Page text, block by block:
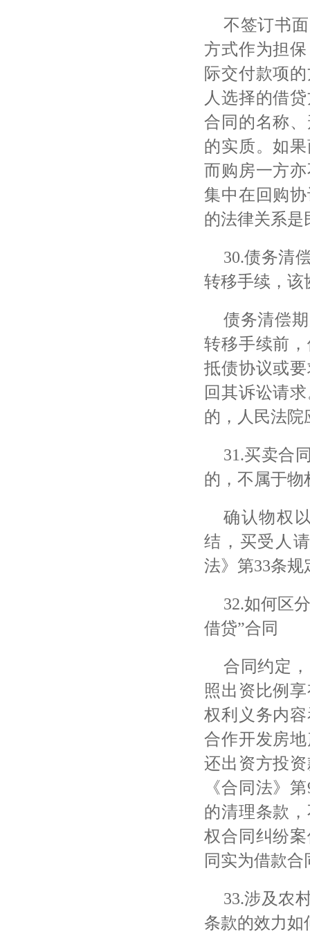
不签订书
方式作为担
际交付款项
人选择的借
合同的名称
的实质。如
而购房一方
集中在回购
的法律关系是
30.债务清
转移手续，该
债务清偿
转移手续前
抵债协议或
回其诉讼请
的，人民法院
31.买卖合
的，不属于物
确认物权
结，买受人
法》第33条
32.如何区
借贷”合同
合同约定
照出资比例
权利义务内
合作开发房
还出资方投
《合同法》第
的清理条款
权合同纠纷
同实为借款合
33.涉及农
条款的效力如